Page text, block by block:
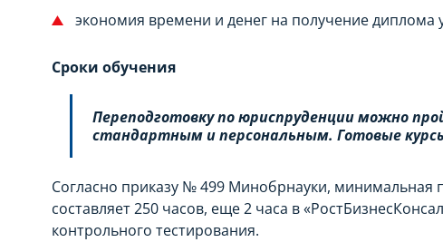
экономия времени и денег на получение диплома
Сроки обучения
Переподготовку по юриспруденции можно
стандартным и персональным. Готовые курсы
Согласно приказу № 499 Минобрнауки, минимальная
составляет 250 часов, еще 2 часа в
контрольного тестирования.